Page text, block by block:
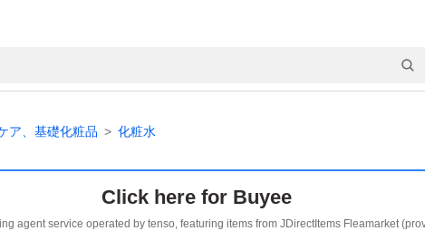
ア、基礎化粧品 化粧水
Click here for Buyee
agent service operated by tenso, featuring items from JDirectItems Fleamarket